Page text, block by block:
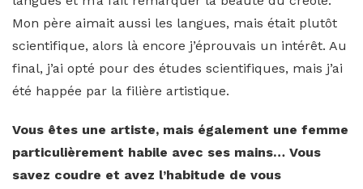
Mon père aimait aussi les langues, mais était plutôt
scientifique, alors là encore j’éprouvais un intérêt. Au
final, j’ai opté pour des études scientifiques, mais j’ai
été happée par la filière artistique.
Vous êtes une artiste, mais également une femme
particulièrement habile avec ses mains… Vous
savez coudre et avez l’habitude de vous